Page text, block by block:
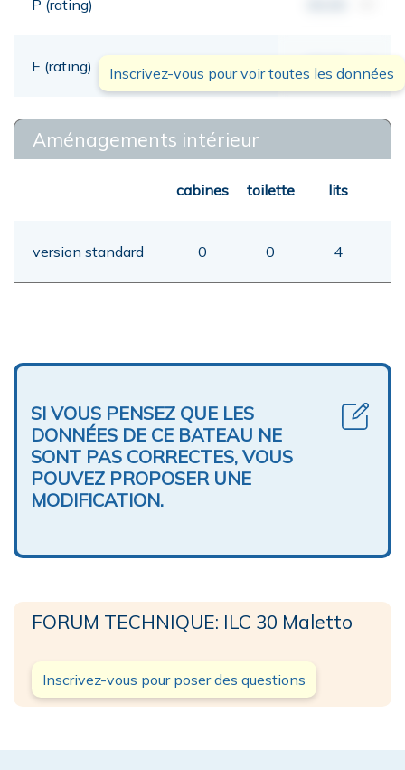
P (rating)
E (rating) 00,00
Inscrivez-vous pour voir toutes les données
Aménagements intérieur
cabines toilette lits
version standard 0 0 4
SI VOUS PENSEZ QUE LES
DONNÉES DE CE BATEAU NE
SONT PAS CORRECTES, VOUS
POUVEZ PROPOSER UNE
MODIFICATION.
FORUM TECHNIQUE: ILC 30 Maletto
Inscrivez-vous pour poser des questions